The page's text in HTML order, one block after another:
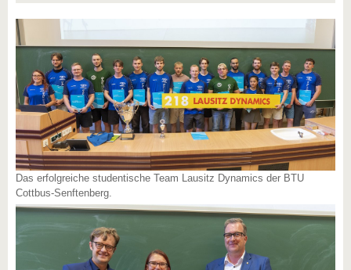
Das erfolgreiche studentische Team Lausitz Dynamics der BTU
Cottbus-Senftenberg.